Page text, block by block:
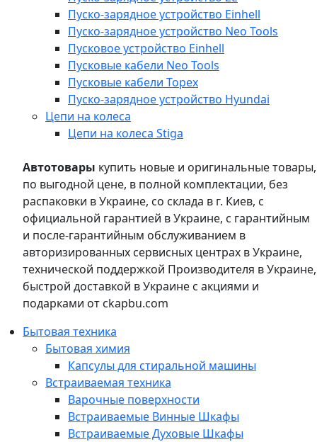
Пуско-зарядное устройство Einhell
Пуско-зарядное устройство Neo Tools
Пусковое устройство Einhell
Пусковые кабели Neo Tools
Пусковые кабели Topex
Пуско-зарядное устройство Hyundai
Цепи на колеса
Цепи на колеса Stiga
Автотовары купить новые и оригинальные товары,
по выгодной цене, в полной комплектации, без
распаковки в Украине, со склада в г. Киев, с
официальной гарантией в Украине, с гарантийным
и после-гарантийным обслуживанием в
авторизированных сервисных центрах в Украине,
технической поддержкой Производителя в Украине,
быстрой доставкой в Украине с акциями и
подарками от ckapbu.com
Бытовая техника
Бытовая химия
Капсулы для стиральной машины
Встраиваемая техника
Варочные поверхности
Встраиваемые Винные Шкафы
Встраиваемые Духовые Шкафы